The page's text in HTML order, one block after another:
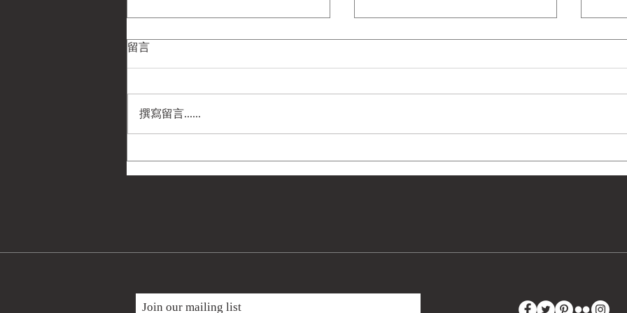
BMW R69 與 R69S 超級檔
案，民國 72 年 (1983) 羅伊・
廣告表示：╴╴╴。老牌子．
時髦貨．推銷術，從日本時代
天鵝
的
留言
撰寫留言......
Join our mailing list